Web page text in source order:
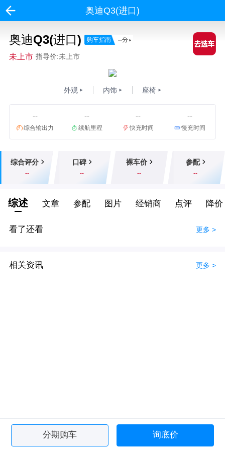
奥迪Q3(进口)
奥迪Q3(进口) 购车指南 --分
未上市 指导价:未上市
外观 内饰 座椅
--
综合输出力
--
续航里程
--
快充时间
--
慢充时间
综合评分
--
口碑
--
裸车价
--
参配
--
综述 文章 参配 图片 经销商 点评 降价
看了还看 更多 >
相关资讯 更多 >
分期购车 询底价